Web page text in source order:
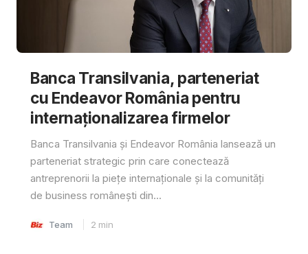
Banca Transilvania, parteneriat
cu Endeavor România pentru
internaționalizarea firmelor
Banca Transilvania și Endeavor România lansează un
parteneriat strategic prin care conectează
antreprenorii la piețe internaționale și la comunități
de business românești din...
Team 2 min